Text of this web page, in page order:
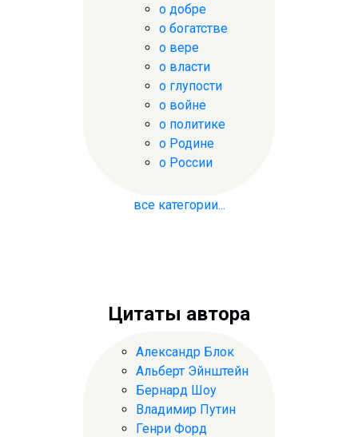
о добре
о богатстве
о вере
о власти
о глупости
о войне
о политике
о Родине
о России
все категории...
Цитаты автора
Александр Блок
Альберт Эйнштейн
Бернард Шоу
Владимир Путин
Генри Форд